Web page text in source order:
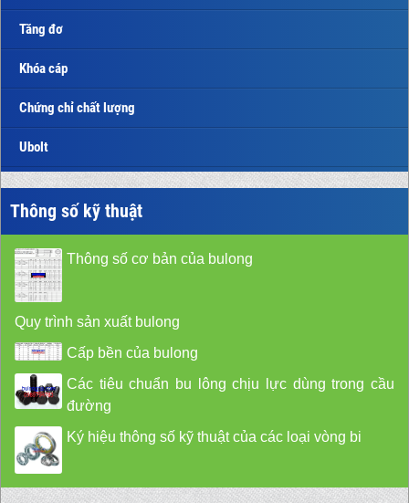
Tăng đơ
Khóa cáp
Chứng chỉ chất lượng
Ubolt
Thông số kỹ thuật
Thông số cơ bản của bulong
Quy trình sản xuất bulong
Cấp bền của bulong
Các tiêu chuẩn bu lông chịu lực dùng trong cầu
đường
Ký hiệu thông số kỹ thuật của các loại vòng bi